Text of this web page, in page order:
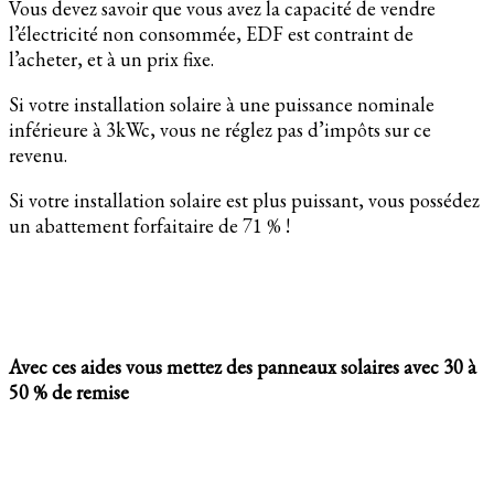
Vous devez savoir que vous avez la capacité de vendre
l’électricité non consommée, EDF est contraint de
l’acheter, et à un prix fixe.
Si votre installation solaire à une puissance nominale
inférieure à 3kWc, vous ne réglez pas d’impôts sur ce
revenu.
Si votre installation solaire est plus puissant, vous possédez
un abattement forfaitaire de 71 % !
Avec ces aides vous mettez des panneaux solaires avec 30 à
50 % de remise